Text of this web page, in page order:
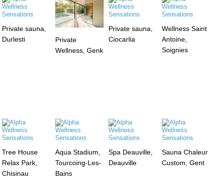
Private sauna,
Durlesti
Private
Wellness, Genk
Private sauna,
Ciocarlia
Wellness Saint
Antoine,
Soignies
Tree House
Relax Park,
Chisinau
Aqua Stadium,
Tourcoing-Les-
Bains
Spa Deauville,
Deauville
Sauna Chaleur
Custom, Gent